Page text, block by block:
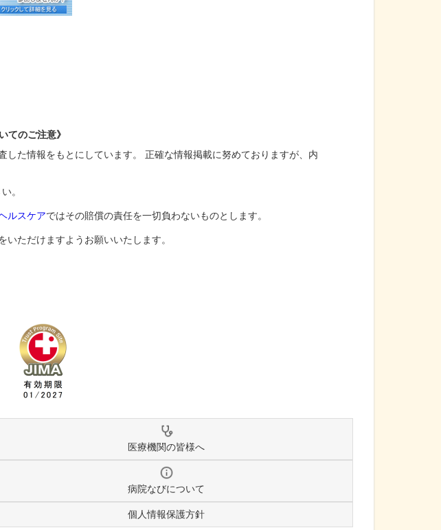
てのご注意》
した情報をもとにしています。 正確な情報掲載に努めておりますが、内
。
ルスケアではその賠償の責任を一切負わないものとします。
いただけますようお願いいたします。
医療機関の皆様へ
病院なびについて
個人情報保護方針